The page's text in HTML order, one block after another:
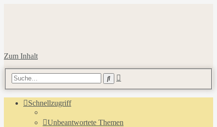
Zum Inhalt
Suche
Schnellzugriff
Unbeantwortete Themen